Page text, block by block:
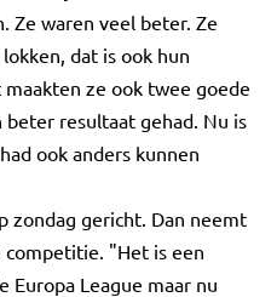
Ze waren veel beter. Ze
dat is ook hun
ze ook twee goede
beter resultaat gehad. Nu is
ook anders kunnen
zondag gericht. Dan neemt
competitie. "Het is een
Europa League maar nu